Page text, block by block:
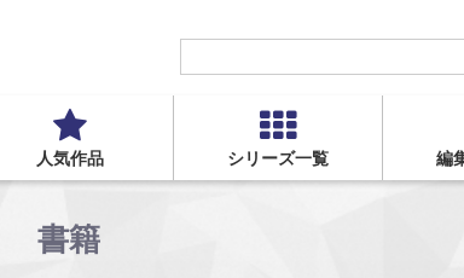
人気作品 シリーズ一覧 編
書籍